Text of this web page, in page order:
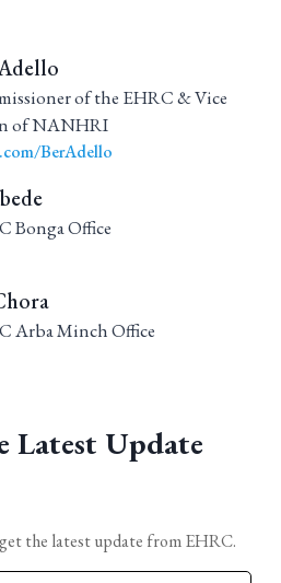
of the EHRC & Vice
of NANHRI
BerAdello
Bonga Office
Arba Minch Office
Latest Update
the latest update from EHRC.